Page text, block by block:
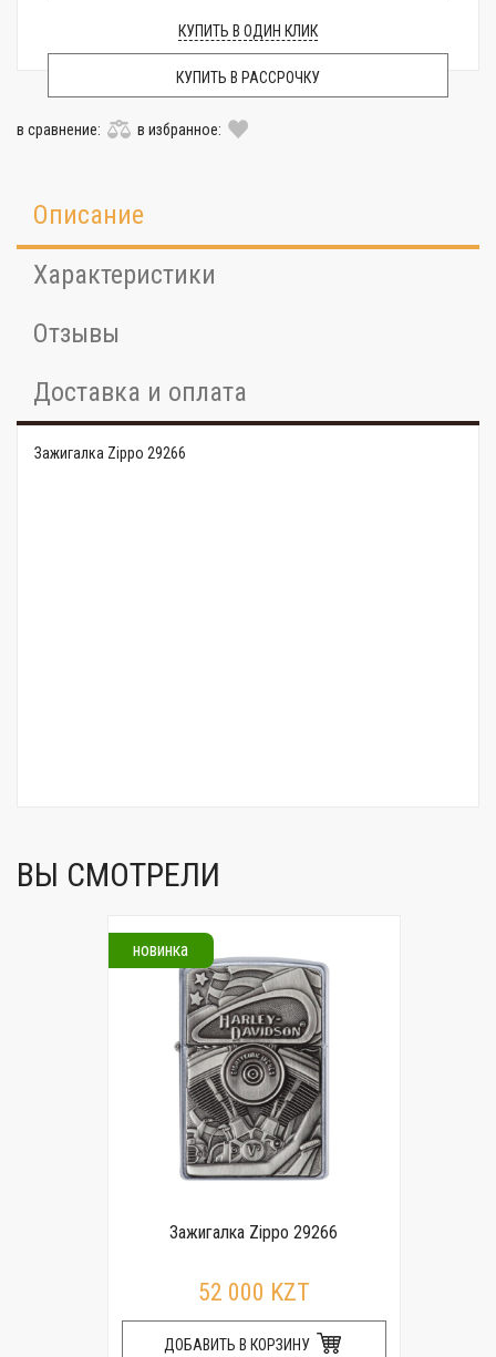
КУПИТЬ В ОДИН КЛИК
КУПИТЬ В РАССРОЧКУ
в сравнение: в избранное:
Описание
Характеристики
Отзывы
Доставка и оплата
Зажигалка Zippo 29266
ВЫ СМОТРЕЛИ
новинка
Зажигалка Zippo 29266
52 000 KZT
ДОБАВИТЬ В КОРЗИНУ